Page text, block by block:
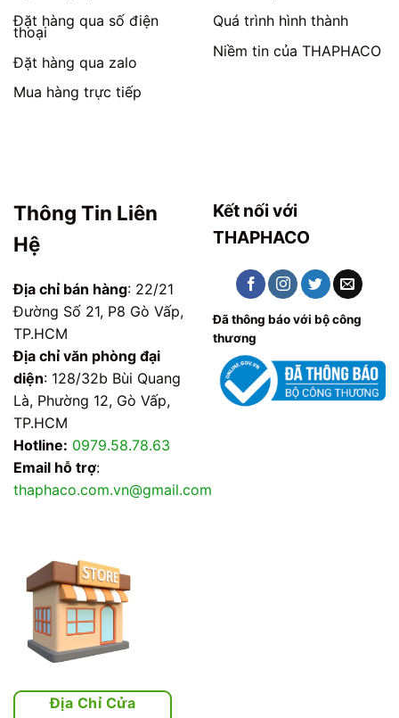
Đặt hàng qua số điện
thoại
Đặt hàng qua zalo
Mua hàng trực tiếp
Quá trình hình thành
Niềm tin của THAPHACO
Thông Tin Liên
Hệ
Địa chỉ bán hàng: 22/21
Đường Số 21, P8 Gò Vấp,
TP.HCM
Địa chỉ văn phòng đại
diện: 128/32b Bùi Quang
Là, Phường 12, Gò Vấp,
TP.HCM
Hotline: 0979.58.78.63
Email hỗ trợ:
thaphaco.com.vn@gmail.com
Kết nối với
THAPHACO
Đã thông báo với bộ công
thương
Địa Chỉ Cửa